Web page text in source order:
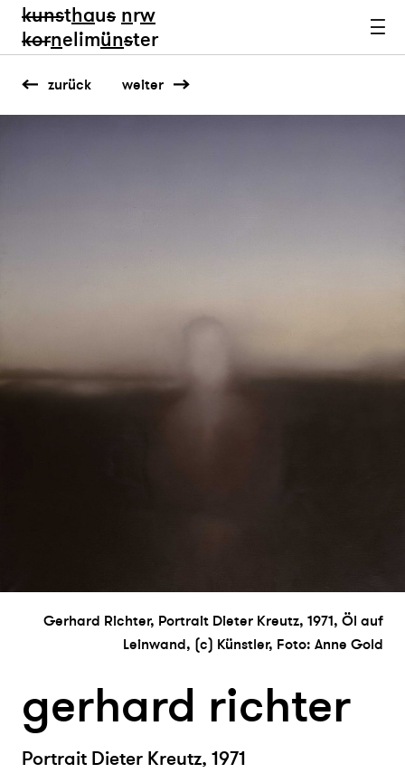
kunsthaus nrw
kornelimünster
zurück weiter
Gerhard Richter, Portrait Dieter Kreutz, 1971, Öl auf
Leinwand, (c) Künstler, Foto: Anne Gold
gerhard richter
Portrait Dieter Kreutz, 1971